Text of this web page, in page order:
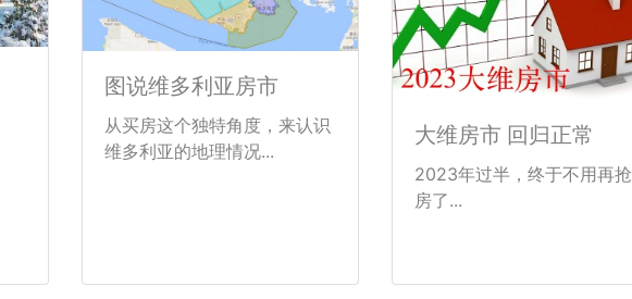
图说维多利亚房市
从买房这个独特角度，来认识
维多利亚的地理情况...
大维房市 回归正常
2023年过半，终于不用再抢
房了...